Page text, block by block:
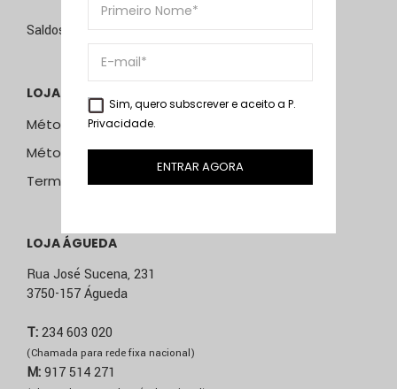
Saldos de 15 de julho a 15 de setembro de 2026
LOJA ONLINE
Métodos e Custos de Envio
Métodos de Pagamento
Termos & Condições
LOJA ÁGUEDA
Rua José Sucena, 231
3750-157 Águeda
T:234 603 020
(Chamada para rede fixa nacional)
M:917 514 271
Sim, quero subscrever e aceito a P.
Privacidade.
ENTRAR AGORA